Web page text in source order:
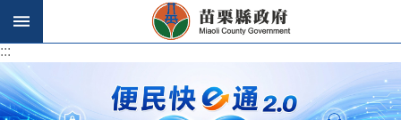
跳到主要內容區塊
:::
:::